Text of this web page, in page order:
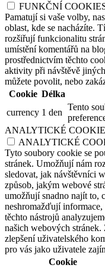
FUNKČNÍ
Pamatují si vaše volby,
oblast, kde se nacházíte.
rozšiřují funkcionalitu
umístění komentářů na
prostřednictvím těchto
aktivity při návštěvě
můžete povolit, nebo
Cookie Délka
currency 1 den
Tento
ANALYTICKÉ
ANALYTICKÉ
Tyto soubory cookie se
stránek. Umožňují nám
sledovat, jak návštěvníci
způsob, jakým webové
umožňují snadno najít to,
neshromažďují
těchto nástrojů
našich webových
zlepšení uživatelského
pro vás jako uživatele
Cookie